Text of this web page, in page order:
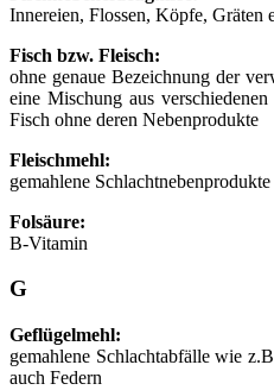
Innereien, Flossen, Köpfe, Gräten
Fisch bzw. Fleisch:
ohne genaue Bezeichnung der
eine Mischung aus
Fisch ohne deren Nebenprodukte
Fleischmehl:
gemahlene Schlachtnebenprodukte
Folsäure:
B-Vitamin
G
Geflügelmehl:
gemahlene Schlachtabfälle wie
auch Federn